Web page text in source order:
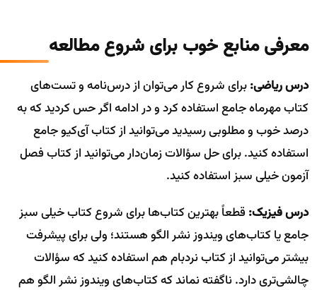
معرفی منابع خوب برای شروع مطالعه
درس ریاضی:برای شروع کار می‌توان از درس‌نامه و تست‌های
کتاب مهرماه جامع استفاده کرد و در ادامه اگر حس کردید که به
درصد خوب و مطلوبی رسیدید می‌توانید از کتاب آی‌کیو جامع
استفاده کنید. برای حل سؤالات زمان‌دار می‌توانید از کتاب فصل
آزمون خیلی سبز استفاده کنید.
درس فیزیک: قطعاً بهترین کتاب‌ها برای شروع کتاب خیلی سبز
جامع یا کتاب‌های ویندوز نشر الگو هستند؛ ولی برای پیشرفت
بیشتر می‌توانید از کتاب نردبام هم استفاده کنید که سؤالات
چالشی‌تری دارد. ناگفته نماند که کتاب‌های ویندوز نشر الگو هم